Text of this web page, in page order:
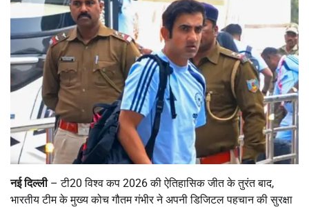
नई दिल्ली– टी20 विश्व कप 2026 की ऐतिहासिक जीत के तुरंत बाद,
भारतीय टीम के मुख्य कोच गौतम गंभीर ने अपनी डिजिटल पहचान की सुरक्षा